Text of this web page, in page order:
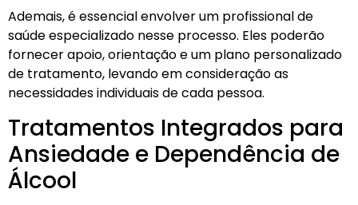
Ademais, é essencial envolver um profissional de
saúde especializado nesse processo. Eles poderão
fornecer apoio, orientação e um plano personalizado
de tratamento, levando em consideração as
necessidades individuais de cada pessoa.
Tratamentos Integrados para
Ansiedade e Dependência de
Álcool